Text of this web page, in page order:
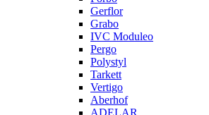
Gerflor
Grabo
IVC Moduleo
Pergo
Polystyl
Tarkett
Vertigo
Aberhof
ADELAR